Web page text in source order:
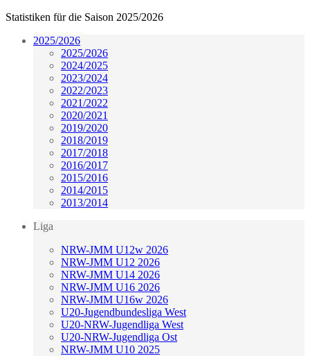
Statistiken für die Saison 2025/2026
2025/2026
2025/2026
2024/2025
2023/2024
2022/2023
2021/2022
2020/2021
2019/2020
2018/2019
2017/2018
2016/2017
2015/2016
2014/2015
2013/2014
Liga
NRW-JMM U12w 2026
NRW-JMM U12 2026
NRW-JMM U14 2026
NRW-JMM U16 2026
NRW-JMM U16w 2026
U20-Jugendbundesliga West
U20-NRW-Jugendliga West
U20-NRW-Jugendliga Ost
NRW-JMM U10 2025